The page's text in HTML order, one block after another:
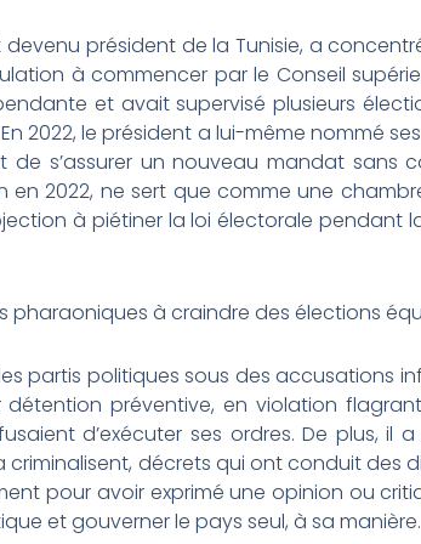
président de la Tunisie, a
à commencer par le Conseil
et avait supervisé plusieurs
2022, le président a lui-même nommé
s’assurer un nouveau mandat sans
2022, ne sert que comme une
à piétiner la loi électorale pendant
pharaoniques à craindre des élections
partis politiques sous des accusations
préventive, en violation
d’exécuter ses ordres. De plus, il
criminalisent, décrets qui ont conduit des
pour avoir exprimé une opinion ou
et gouverner le pays seul, à sa manière.